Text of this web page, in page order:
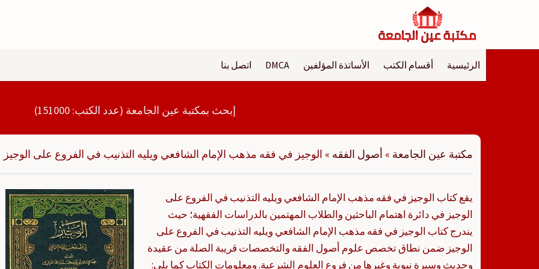
الرئيسية أقسام الكتب الأساتذة المؤلفين DMCA اتصل بنا
إبحث بمكتبة عين الجامعة (عدد الكتب: 151000)
مكتبة عين الجامعة » أصول الفقه » الوجيز في فقه مذهب الإمام الشافعي ويليه التذنيب في الفروع على الوجيز
يقع كتاب الوجيز في فقه مذهب الإمام الشافعي ويليه التذنيب في الفروع على
الوجيز في دائرة اهتمام الباحثين والطلاب المهتمين بالدراسات الفقهية؛ حيث
يندرج كتاب الوجيز في فقه مذهب الإمام الشافعي ويليه التذنيب في الفروع على
الوجيز ضمن نطاق تخصص علوم أصول الفقه والتخصصات قريبة الصلة من عقيدة
وحديث وسيرة نبوية وغيرها من فروع العلوم الشرعية. ومعلومات الكتاب كما يلي: